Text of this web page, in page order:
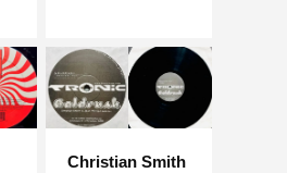
Christian Smith